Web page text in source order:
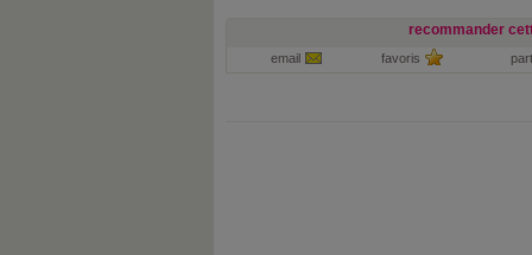
recommander
email favoris